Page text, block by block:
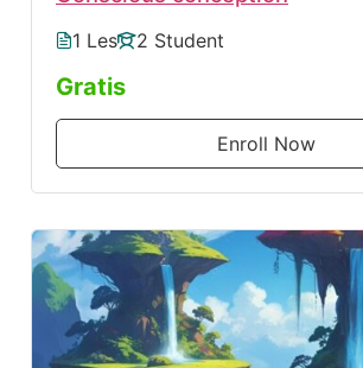
1 Les 2 Student
Gratis
Enroll Now